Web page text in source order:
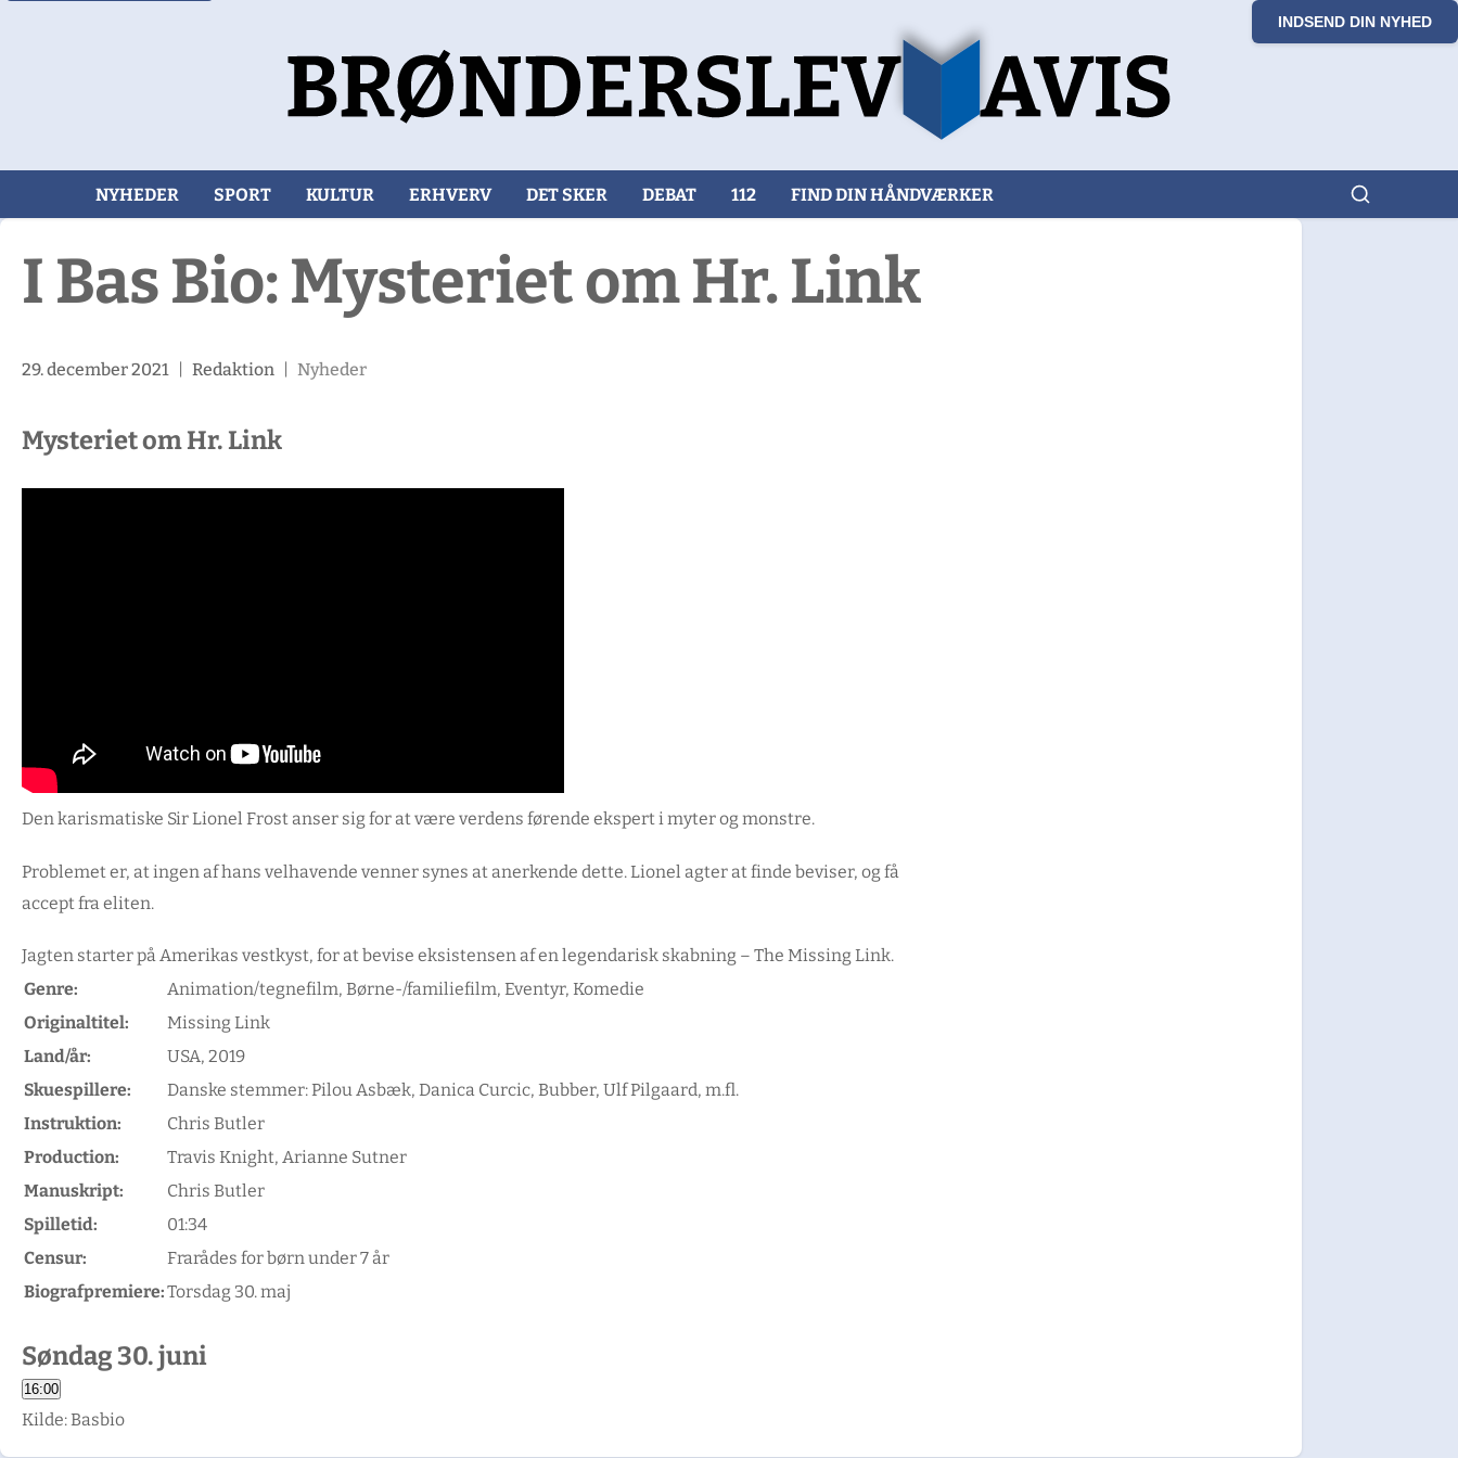
INDSEND DIN NYHED
NYHEDER SPORT KULTUR ERHVERV DET SKER DEBAT 112 FIND DIN HÅNDVÆRKER
I Bas Bio: Mysteriet om Hr. Link
29. december 2021| Redaktion| Nyheder
Mysteriet om Hr. Link
Den karismatiske Sir Lionel Frost anser sig for at være verdens førende ekspert i myter og monstre.
Problemet er, at ingen af hans velhavende venner synes at anerkende dette. Lionel agter at finde beviser, og få
accept fra eliten.
Jagten starter på Amerikas vestkyst, for at bevise eksistensen af en legendarisk skabning – The Missing Link.
Genre:
Animation/tegnefilm, Børne-/familiefilm, Eventyr, Komedie
Originaltitel:
Missing Link
Land/år:
USA, 2019
Skuespillere:
Danske stemmer: Pilou Asbæk, Danica Curcic, Bubber, Ulf Pilgaard, m.fl.
Instruktion:
Chris Butler
Production:
Travis Knight, Arianne Sutner
Manuskript:
Chris Butler
Spilletid:
01:34
Censur:
Frarådes for børn under 7 år
Biografpremiere:Torsdag 30. maj
Søndag 30. juni
Kilde: Basbio